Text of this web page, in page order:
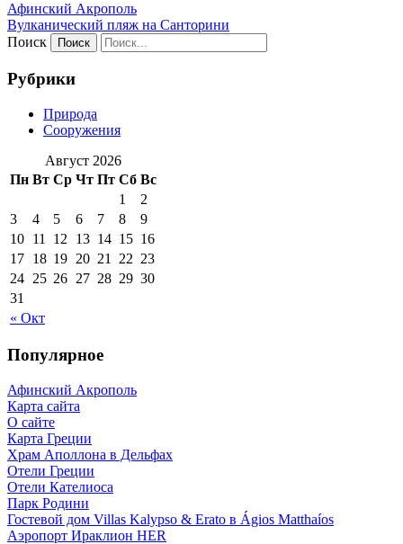
Афинский Акрополь
Вулканический пляж на Санторини
Поиск
Рубрики
Природа
Сооружения
Август 2026
Пн Вт Ср Чт Пт Сб Вс
« Окт
1
2
3
4 5 6 7 8
9
10 11 12 13 14 15 16
17 18 19 20 21 22 23
24 25 26 27 28 29 30
31
Популярное
Афинский Акрополь
Карта сайта
О сайте
Карта Греции
Храм Аполлона в Дельфах
Отели Греции
Отели Кателиоса
Парк Родини
Гостевой дом Villas Kalypso & Erato в Ágios Matthaíos
Аэропорт Ираклион HER